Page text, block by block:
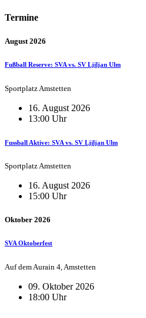
Termine
August 2026
Fußball Reserve: SVA vs. SV Ljiljan Ulm
Sportplatz Amstetten
16. August 2026
13:00 Uhr
Fussball Aktive: SVA vs. SV Ljiljan Ulm
Sportplatz Amstetten
16. August 2026
15:00 Uhr
Oktober 2026
SVA Oktoberfest
Auf dem Aurain 4, Amstetten
09. Oktober 2026
18:00 Uhr